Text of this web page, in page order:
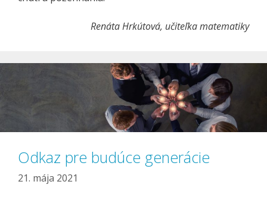
Renáta Hrkútová, učiteľka matematiky
Odkaz pre budúce generácie
21. mája 2021